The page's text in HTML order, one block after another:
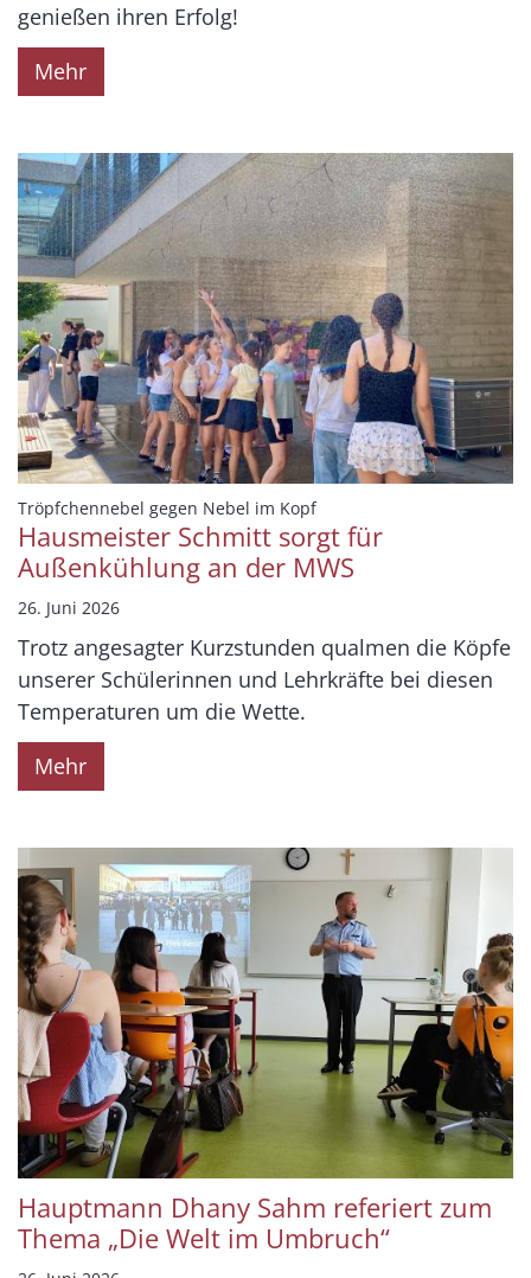
genießen ihren Erfolg!
Mehr
Tröpfchennebel gegen Nebel im Kopf:
Hausmeister Schmitt sorgt für
Außenkühlung an der MWS
26. Juni 2026
Trotz angesagter Kurzstunden qualmen die Köpfe
unserer Schülerinnen und Lehrkräfte bei diesen
Temperaturen um die Wette.
Mehr
Hauptmann Dhany Sahm referiert zum
Thema „Die Welt im Umbruch“